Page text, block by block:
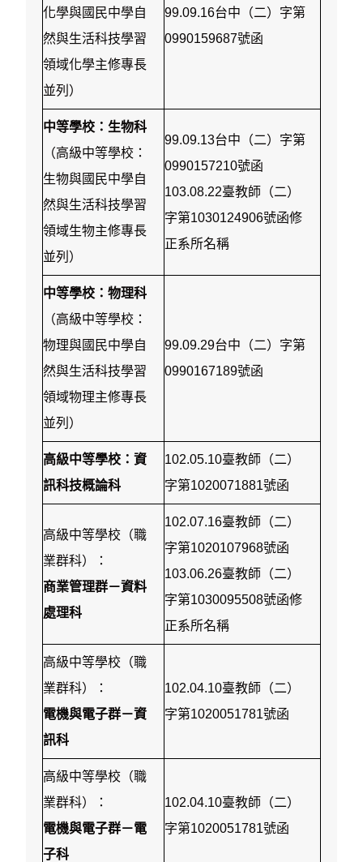
化學與國民中學自
然與生活科技學習
領域化學主修專長
並列）
99.09.16台中（二）字第
0990159687號函
中等學校：生物科
（高級中等學校：
生物與國民中學自
然與生活科技學習
領域生物主修專長
並列）
99.09.13台中（二）字第
0990157210號函
103.08.22臺教師（二）
字第1030124906號函修
正系所名稱
中等學校：物理科
（高級中等學校：
物理與國民中學自
然與生活科技學習
領域物理主修專長
並列）
99.09.29台中（二）字第
0990167189號函
高級中等學校：資
訊科技概論科
102.05.10臺教師（二）
字第1020071881號函
高級中等學校（職
業群科）：
商業管理群－資料
處理科
102.07.16臺教師（二）
字第1020107968號函
103.06.26臺教師（二）
字第1030095508號函修
正系所名稱
高級中等學校（職
業群科）：
電機與電子群－資
訊科
102.04.10臺教師（二）
字第1020051781號函
高級中等學校（職
業群科）：
電機與電子群－電
子科
102.04.10臺教師（二）
字第1020051781號函